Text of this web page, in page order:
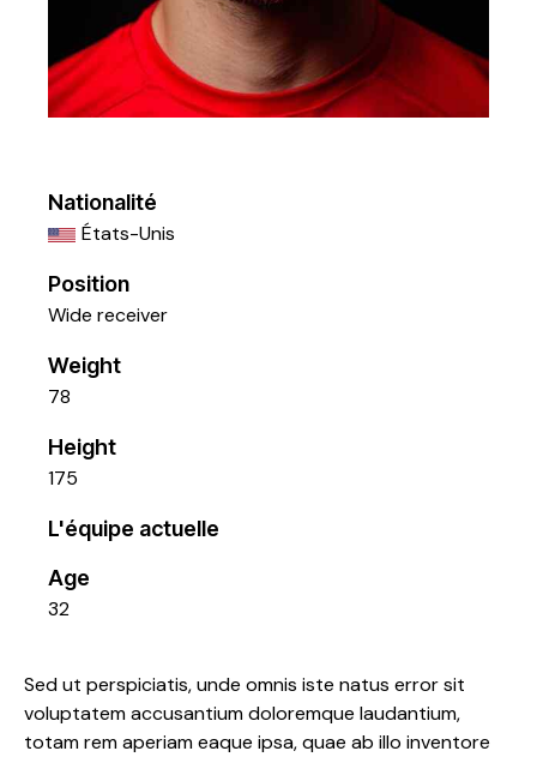
Nationalité
États-Unis
Position
Wide receiver
Weight
78
Height
175
L'équipe actuelle
Age
32
Sed ut perspiciatis, unde omnis iste natus error sit
voluptatem accusantium doloremque laudantium,
totam rem aperiam eaque ipsa, quae ab illo inventore